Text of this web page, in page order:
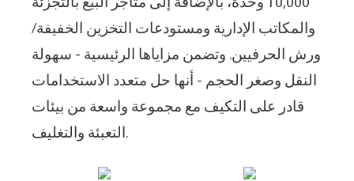
10,000 وحدة، بالإضافة إلى متاجر البيع بالتجزئة
والمكاتب الإدارية ومستودعات التخزين الخفيفة/
ورش الحرفيين. وتضمن مزاياها الرئيسية - سهولة
النقل وصغر الحجم - أنها حل متعدد الاستخدامات
قادر على التكيف مع مجموعة واسعة من بيئات
التعبئة والتغليف.